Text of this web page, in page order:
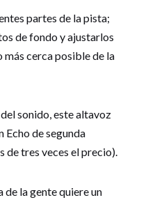
partes de la pista;
de fondo y ajustarlos
cerca posible de la
sonido, este altavoz
Echo de segunda
de tres veces el precio).
la gente quiere un